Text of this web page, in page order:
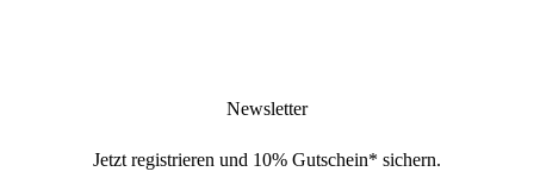
Newsletter
Jetzt registrieren und 10% Gutschein* sichern.